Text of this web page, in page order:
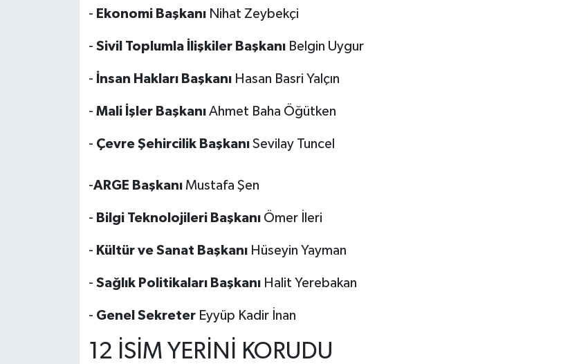
- Ekonomi BaşkanıNihat Zeybekçi
- Sivil Toplumla İlişkiler BaşkanıBelgin Uygur
- İnsan Hakları BaşkanıHasan Basri Yalçın
- Mali İşler BaşkanıAhmet Baha Öğütken
- Çevre Şehircilik BaşkanıSevilay Tuncel
-ARGE BaşkanıMustafa Şen
- Bilgi Teknolojileri BaşkanıÖmer İleri
- Kültür ve Sanat BaşkanıHüseyin Yayman
- Sağlık Politikaları BaşkanıHalit Yerebakan
- Genel SekreterEyyüp Kadir İnan
12 İSİM YERİNİ KORUDU